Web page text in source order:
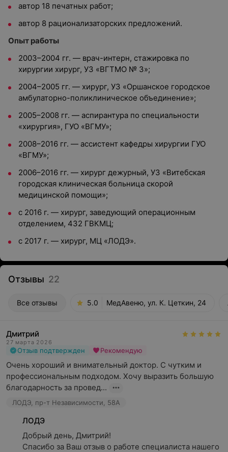
автор 18 печатных работ;
автор 8 рационализаторских предложений.
Опыт работы
2003–2004 гг. — врач-интерн, стажировка по
хирургии хирург, УЗ «ВГТМО № 3»;
2004–2005 гг. — хирург, УЗ «Оршанское городское
амбулаторно-поликлиническое объединение»;
2005–2008 гг. — аспирантура по специальности
«хирургия», ГУО «ВГМУ»;
2008–2016 гг. — ассистент кафедры хирургии ГУО
«ВГМУ»;
2006–2016 гг. — хирург дежурный, УЗ «Витебская
городская клиническая больница скорой
медицинской помощи»;
с 2016 г. — хирург, заведующий операционным
отделением, 432 ГВКМЦ;
с 2017 г. — хирург, МЦ «ЛОДЭ».
Отзывы 22
Все отзывы 5.0 МедАвеню, ул. К. Цеткин, 24
Дмитрий
27 марта 2026
Отзыв подтвержден Рекомендую
Очень хороший и внимательный доктор. С чутким и
профессиональным подходом. Хочу выразить большую
благодарность за провед...
ЛОДЭ, пр-т Независимости, 58А
ЛОДЭ
Добрый день, Дмитрий!
Спасибо за Ваш отзыв о работе специалиста нашего